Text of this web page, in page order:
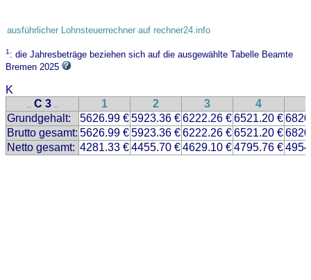
ausführlicher Lohnsteuerrechner auf rechner24.info
1: die Jahresbeträge beziehen sich auf die ausgewählte Tabelle Beamte
Bremen 2025
K
.. C 3 .. 1 2 3 4
Grundgehalt:
5626.99 €5923.36 €6222.26 €6521.20 €
Brutto gesamt: 5626.99 €5923.36 €6222.26 €6521.20 €
Netto gesamt: 4281.33 €4455.70 €4629.10 €4795.76 €